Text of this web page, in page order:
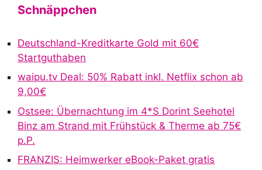
n
t
Schnäppchen
Deutschland-Kreditkarte Gold mit 60€
Startguthaben
waipu.tv Deal: 50% Rabatt inkl. Netflix schon ab
9,00€
Ostsee: Übernachtung im 4*S Dorint Seehotel
Binz am Strand mit Frühstück & Therme ab 75€
p.P.
FRANZIS: Heimwerker eBook-Paket gratis